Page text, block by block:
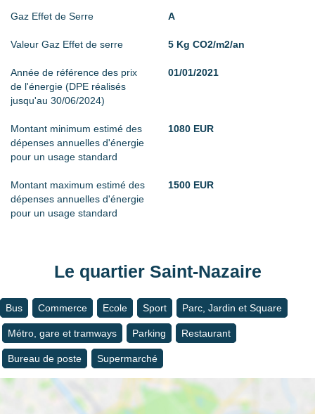
Gaz Effet de Serre A
Valeur Gaz Effet de serre 5 Kg CO2/m2/an
Année de référence des prix
de l'énergie (DPE réalisés
jusqu'au 30/06/2024)
01/01/2021
Montant minimum estimé des
dépenses annuelles d'énergie
pour un usage standard
1080 EUR
Montant maximum estimé des
dépenses annuelles d'énergie
pour un usage standard
1500 EUR
Le quartier Saint-Nazaire
Bus Commerce Ecole Sport Parc, Jardin et Square
Métro, gare et tramways Parking Restaurant
Bureau de poste Supermarché